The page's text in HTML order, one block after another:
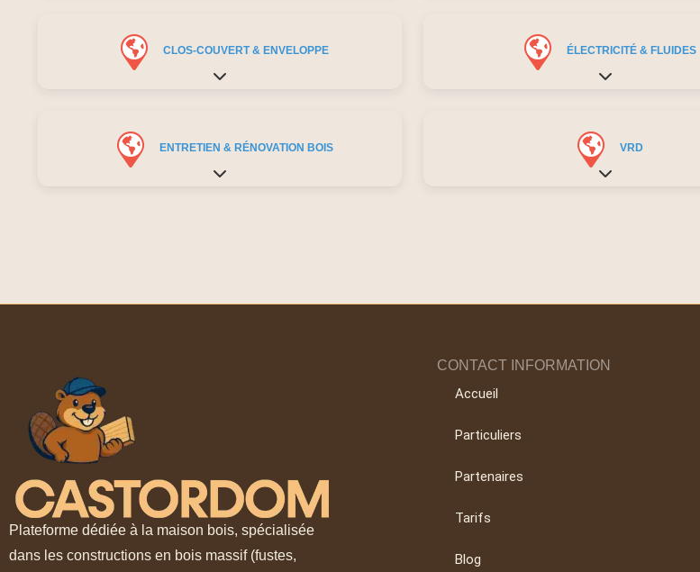
CLOS-COUVERT & ENVELOPPE
Expand sub-categories
ÉLECTRICITÉ & FLUIDES
Expand sub-
ENTRETIEN & RÉNOVATION BOIS
Expand sub-categories
VRD
Expand sub-
Plateforme dédiée à la maison bois, spécialisée
dans les constructions en bois massif (fustes,
CONTACT INFORMATION
Accueil
Particuliers
Partenaires
Tarifs
Blog